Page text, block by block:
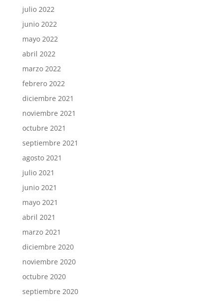
julio 2022
junio 2022
mayo 2022
abril 2022
marzo 2022
febrero 2022
diciembre 2021
noviembre 2021
octubre 2021
septiembre 2021
agosto 2021
julio 2021
junio 2021
mayo 2021
abril 2021
marzo 2021
diciembre 2020
noviembre 2020
octubre 2020
septiembre 2020